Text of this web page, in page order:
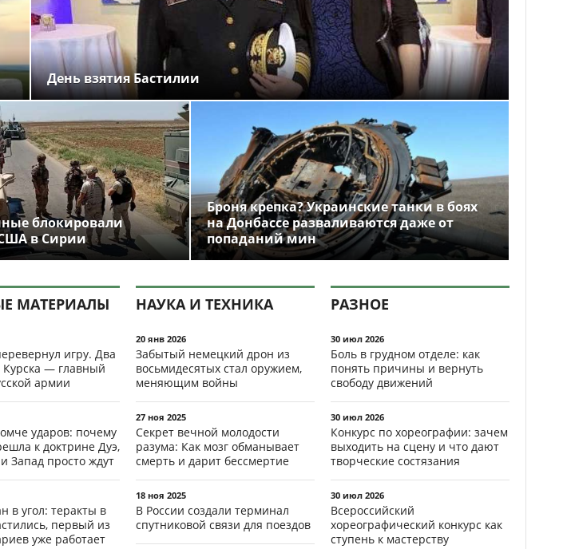
День взятия Бастилии
блокировали
в Сирии
Броня крепка? Украинские танки в боях
на Донбассе разваливаются даже от
попаданий мин
МАТЕРИАЛЫ
игру. Два
Курска — главный
армии
ударов: почему
к доктрине Дуэ,
Запад просто ждут
в угол: теракты в
первый из
уже работает
НАУКА И ТЕХНИКА
20 янв 2026
Забытый немецкий дрон из
восьмидесятых стал оружием,
меняющим войны
27 ноя 2025
Секрет вечной молодости
разума: Как мозг обманывает
смерть и дарит бессмертие
18 ноя 2025
В России создали терминал
спутниковой связи для поездов
РАЗНОЕ
30 июл 2026
Боль в грудном отделе: как
понять причины и вернуть
свободу движений
30 июл 2026
Конкурс по хореографии: зачем
выходить на сцену и что дают
творческие состязания
30 июл 2026
Всероссийский
хореографический конкурс как
ступень к мастерству